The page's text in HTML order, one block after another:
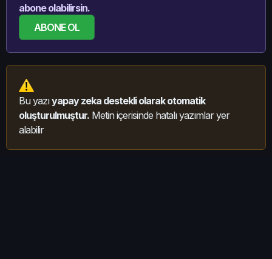
abone olabilirsin.
ABONE OL
Bu yazıyapay zeka destekli olarak otomatik
oluşturulmuştur. Metin içerisinde hatalı yazımlar yer
alabilir